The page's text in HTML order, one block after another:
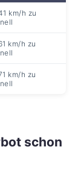
km/h zu
km/h zu
km/h zu
schon